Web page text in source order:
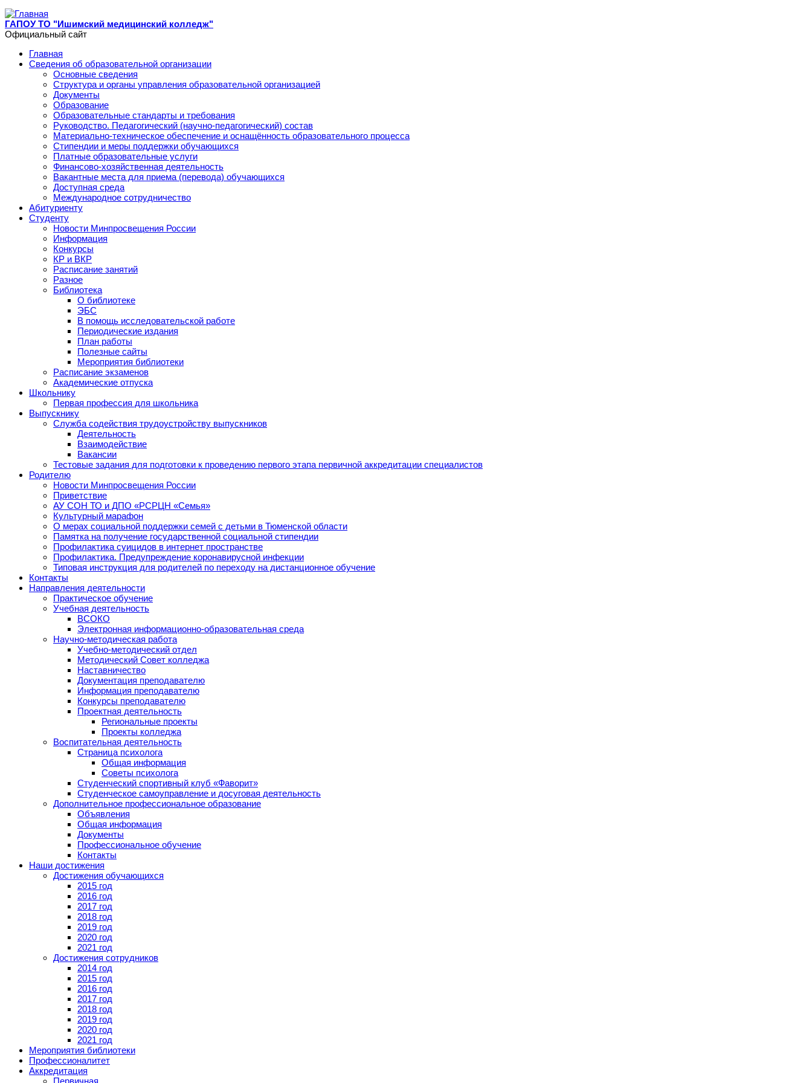
Перейти к основному содержанию
ГАПОУ ТО "Ишимский медицинский колледж"
Официальный сайт
Главная
Сведения об образовательной организации
Основные сведения
Структура и органы управления образовательной организацией
Документы
Образование
Образовательные стандарты и требования
Руководство. Педагогический (научно-педагогический) состав
Материально-техническое обеспечение и оснащённость образовательного процесса
Стипендии и меры поддержки обучающихся
Платные образовательные услуги
Финансово-хозяйственная деятельность
Вакантные места для приема (перевода) обучающихся
Доступная среда
Международное сотрудничество
Абитуриенту
Студенту
Новости Минпросвещения России
Информация
Конкурсы
КР и ВКР
Расписание занятий
Разное
Библиотека
О библиотеке
ЭБС
В помощь исследовательской работе
Периодические издания
План работы
Полезные сайты
Мероприятия библиотеки
Расписание экзаменов
Академические отпуска
Школьнику
Первая профессия для школьника
Выпускнику
Служба содействия трудоустройству выпускников
Деятельность
Взаимодействие
Вакансии
Тестовые задания для подготовки к проведению первого этапа первичной аккредитации специалистов
Родителю
Новости Минпросвещения России
Приветствие
АУ СОН ТО и ДПО «РСРЦН «Семья»
Культурный марафон
О мерах социальной поддержки семей с детьми в Тюменской области
Памятка на получение государственной социальной стипендии
Профилактика суицидов в интернет пространстве
Профилактика. Предупреждение коронавирусной инфекции
Типовая инструкция для родителей по переходу на дистанционное обучение
Контакты
Направления деятельности
Практическое обучение
Учебная деятельность
ВСОКО
Электронная информационно-образовательная среда
Научно-методическая работа
Учебно-методический отдел
Методический Совет колледжа
Наставничество
Документация преподавателю
Информация преподавателю
Конкурсы преподавателю
Проектная деятельность
Региональные проекты
Проекты колледжа
Воспитательная деятельность
Страница психолога
Общая информация
Советы психолога
Студенческий спортивный клуб «Фаворит»
Студенческое самоуправление и досуговая деятельность
Дополнительное профессиональное образование
Объявления
Общая информация
Документы
Профессиональное обучение
Контакты
Наши достижения
Достижения обучающихся
2015 год
2016 год
2017 год
2018 год
2019 год
2020 год
2021 год
Достижения сотрудников
2014 год
2015 год
2016 год
2017 год
2018 год
2019 год
2020 год
2021 год
Мероприятия библиотеки
Профессионалитет
Аккредитация
Первичная